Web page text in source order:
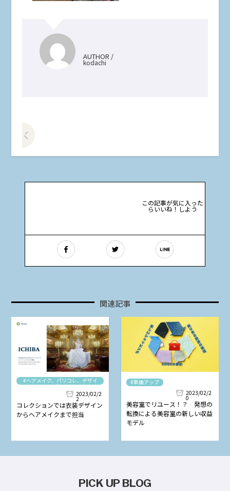
AUTHOR /
kodachi
この記事が気に入った
らいいね！しよう
関連記事
#ヘアメイク、パリコレ、デザイ
ナー
2023/02/2
2
コレクションでは衣装デザイン
からヘアメイクまで担当
#単価アップ
2023/02/2
0
美容室でリユース！？ 発想の
転換による美容室の新しい収益
モデル
PICK UP BLOG